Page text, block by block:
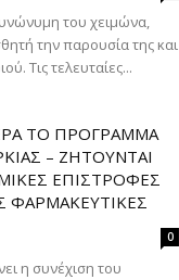
του χειμώνα,
την παρουσία της και
Τις τελευταίες...
ΤΟ ΠΡΌΓΡΑΜΜΑ
– ΖΗΤΟΎΝΤΑΙ
ΕΠΙΣΤΡΟΦΈΣ
ΦΑΡΜΑΚΕΥΤΙΚΈΣ
0
η συνέχιση του